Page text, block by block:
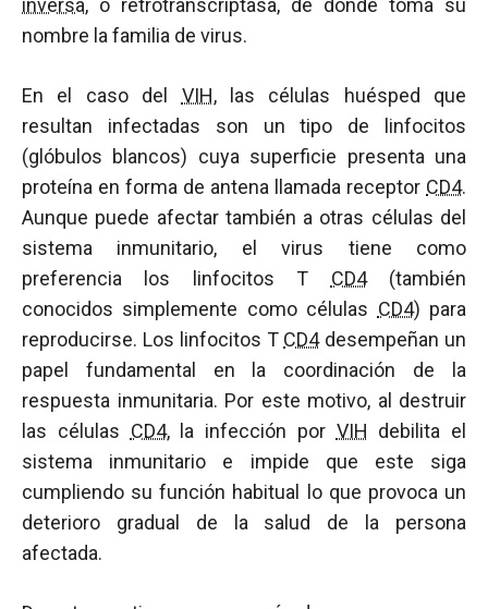
inversa, o retrotranscriptasa, de donde toma su
nombre la familia de virus.
En el caso del VIH, las células huésped que
resultan infectadas son un tipo de linfocitos
(glóbulos blancos) cuya superficie presenta una
proteína en forma de antena llamada receptor CD4.
Aunque puede afectar también a otras células del
sistema inmunitario, el virus tiene como
preferencia los linfocitos T CD4(también
conocidos simplemente como células CD4) para
reproducirse. Los linfocitos T CD4desempeñan un
papel fundamental en la coordinación de la
respuesta inmunitaria. Por este motivo, al destruir
las células CD4, la infección por VIH debilita el
sistema inmunitario e impide que este siga
cumpliendo su función habitual lo que provoca un
deterioro gradual de la salud de la persona
afectada.